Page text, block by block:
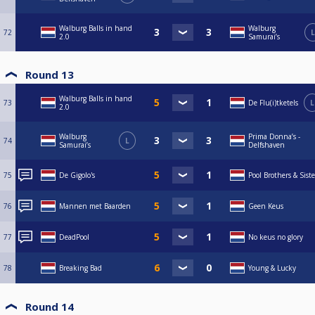
72
Walburg Balls in hand
2.0
Walburg
Samurai’s
L
Round 13
73
Walburg Balls in hand
2.0
De Flu(i)tketels L
74
Walburg
Samurai’s
L
Prima Donna’s -
Delfshaven
75 De Gigolo's Pool Brothers &
76 Mannen met Baarden Geen Keus
77 DeadPool No keus no glory
78 Breaking Bad Young & Lucky
Round 14